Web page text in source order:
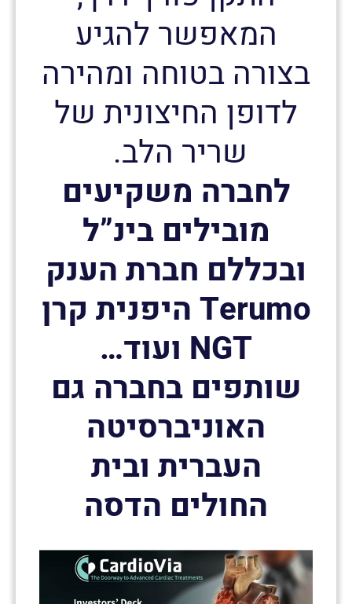
המאפשר להגיע
בצורה בטוחה ומהירה
לדופן החיצונית של
שריר הלב.
לחברה משקיעים
מובילים בינ”ל
ובכללם חברת הענק
Terumo היפנית קרן
NGT ועוד…
שותפים בחברה גם
האוניברסיטה
העברית ובית
החולים הדסה